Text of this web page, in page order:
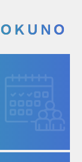
ＫＵＮＯ